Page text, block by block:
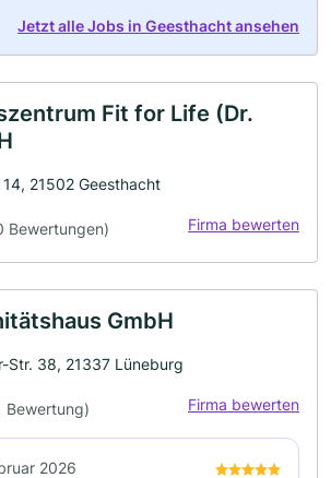
Jetzt alle Jobs in Geesthacht ansehen
Fit for Life (Dr.
21502 Geesthacht
Bewertungen) Firma bewerten
GmbH
Str. 38, 21337 Lüneburg
Bewertung) Firma bewerten
2026